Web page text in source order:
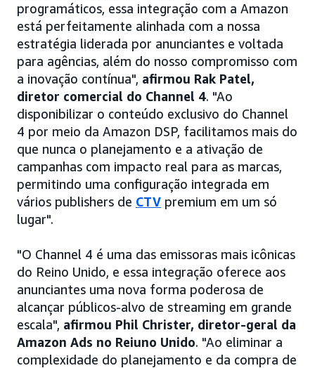
programáticos, essa integração com a Amazon
está perfeitamente alinhada com a nossa
estratégia liderada por anunciantes e voltada
para agências, além do nosso compromisso com
a inovação contínua", afirmou Rak Patel,
diretor comercial do Channel 4. "Ao
disponibilizar o conteúdo exclusivo do Channel
4 por meio da Amazon DSP, facilitamos mais do
que nunca o planejamento e a ativação de
campanhas com impacto real para as marcas,
permitindo uma configuração integrada em
vários publishers de CTV premium em um só
lugar".
"O Channel 4 é uma das emissoras mais icônicas
do Reino Unido, e essa integração oferece aos
anunciantes uma nova forma poderosa de
alcançar públicos-alvo de streaming em grande
escala", afirmou Phil Christer, diretor-geral da
Amazon Ads no Reiuno Unido. "Ao eliminar a
complexidade do planejamento e da compra de